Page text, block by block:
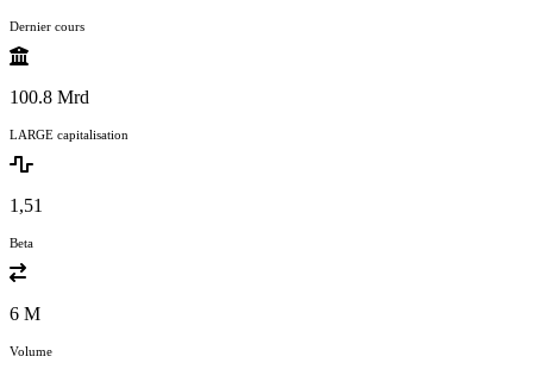
Dernier cours
100.8 Mrd
LARGE capitalisation
1,51
Beta
6 M
Volume